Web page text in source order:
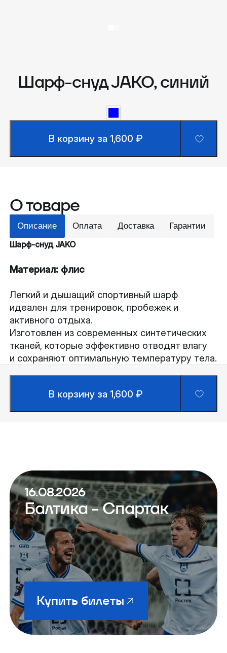
Шарф-снуд JAKO, синий
В корзину за 1,600 ₽
О товаре
Описание Оплата Доставка Гарантии
Шарф-снуд JAKO
Материал: флис
Легкий и дышащий спортивный шарф
идеален для тренировок, пробежек и
активного отдыха.
Изготовлен из современных синтетических
тканей, которые эффективно отводят влагу
и сохраняют оптимальную температуру тела.
В корзину за 1,600 ₽
16.08.2026
Балтика - Спартак
Купить билеты